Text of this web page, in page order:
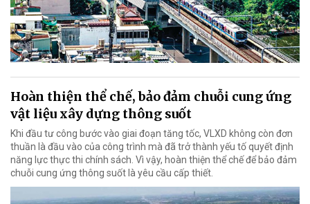
Hoàn thiện thể chế, bảo đảm chuỗi cung ứng
vật liệu xây dựng thông suốt
Khi đầu tư công bước vào giai đoạn tăng tốc, VLXD không còn đơn
thuần là đầu vào của công trình mà đã trở thành yếu tố quyết định
năng lực thực thi chính sách. Vì vậy, hoàn thiện thể chế để bảo đảm
chuỗi cung ứng thông suốt là yêu cầu cấp thiết.